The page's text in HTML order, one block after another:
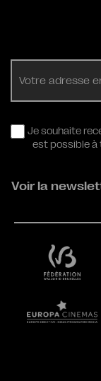
Je souhaite
est possible à
Voir la